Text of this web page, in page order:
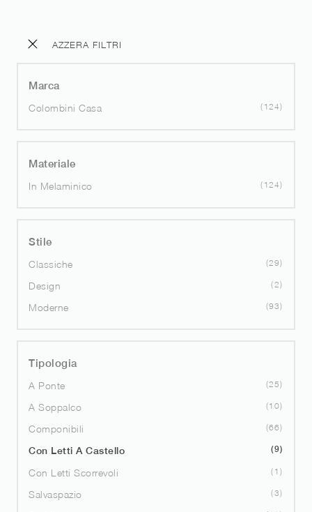
AZZERA FILTRI
Marca
Colombini Casa
124
Materiale
In Melaminico
124
Stile
Classiche
29
Design 2
Moderne 93
Tipologia
A Ponte
25
A Soppalco 10
Componibili 66
Con Letti A Castello 9
Con Letti Scorrevoli 1
Salvaspazio 3